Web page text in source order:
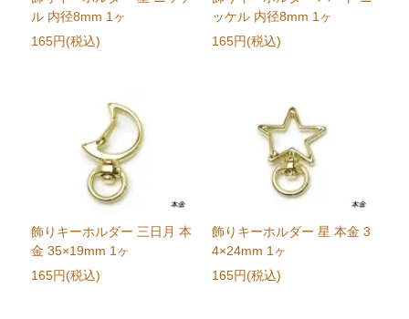
ル 内径8mm 1ヶ
165円(税込)
ッケル 内径8mm 1ヶ
165円(税込)
飾りキーホルダー 三日月 本
金 35×19mm 1ヶ
165円(税込)
飾りキーホルダー 星 本金 3
4×24mm 1ヶ
165円(税込)